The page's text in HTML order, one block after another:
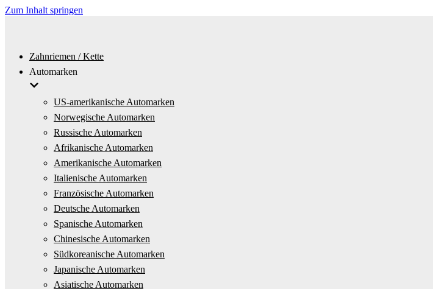
Zum Inhalt springen
Zahnriemen / Kette
Automarken
US-amerikanische Automarken
Norwegische Automarken
Russische Automarken
Afrikanische Automarken
Amerikanische Automarken
Italienische Automarken
Französische Automarken
Deutsche Automarken
Spanische Automarken
Chinesische Automarken
Südkoreanische Automarken
Japanische Automarken
Asiatische Automarken